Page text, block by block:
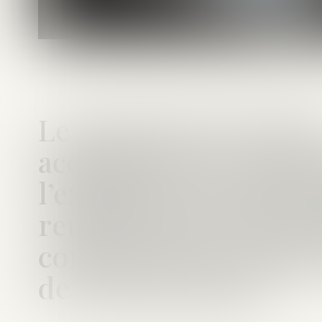
Le jugement de
acquiert force de
conservatoire
de cinq ans après